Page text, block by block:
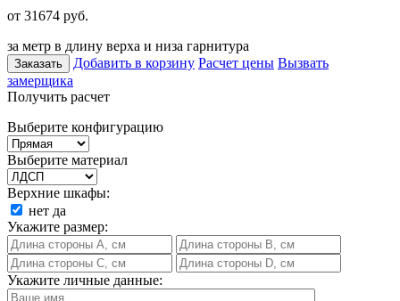
от 31674 руб.
за метр в длину верха и низа гарнитура
Заказать Добавить в корзину Расчет цены Вызвать
замерщика
Получить расчет
Выберите конфигурацию
Выберите материал
Верхние шкафы:
нет да
Укажите размер:
Укажите личные данные: